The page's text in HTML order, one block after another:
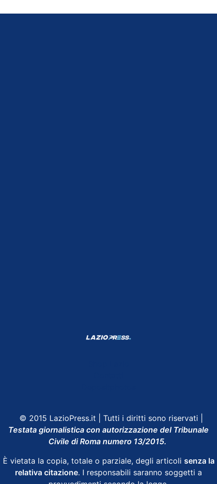
© 2015 LazioPress.it | Tutti i diritti sono riservati |
Testata giornalistica con autorizzazione del Tribunale
Civile di Roma numero 13/2015.
È vietata la copia, totale o parziale, degli articoli senza la
relativa citazione. I responsabili saranno soggetti a